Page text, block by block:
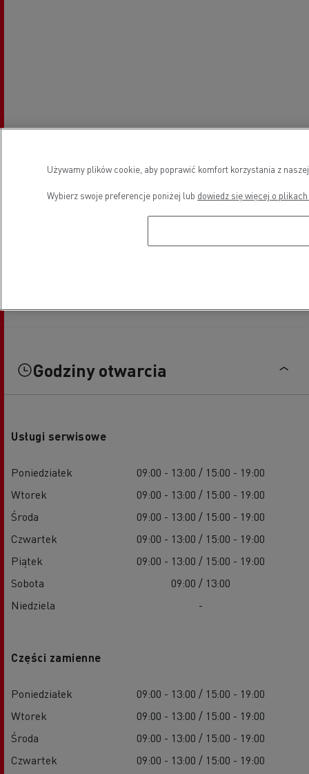
Godziny otwarcia
Usługi serwisowe
Poniedziałek
09:00 - 13:00 / 15:00 - 19:00
Wtorek
09:00 - 13:00 / 15:00 - 19:00
Środa
09:00 - 13:00 / 15:00 - 19:00
Czwartek
09:00 - 13:00 / 15:00 - 19:00
Piątek
09:00 - 13:00 / 15:00 - 19:00
Sobota
09:00 / 13:00
Niedziela
-
Części zamienne
Poniedziałek
09:00 - 13:00 / 15:00 - 19:00
Wtorek
09:00 - 13:00 / 15:00 - 19:00
Środa
09:00 - 13:00 / 15:00 - 19:00
Czwartek
09:00 - 13:00 / 15:00 - 19:00
Używamy plików cookie, aby poprawić komfort korzystania z
Wybierz swoje preferencje poniżej lub dowiedz się więcej o